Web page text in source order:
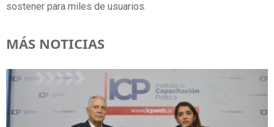
sostener para miles de usuarios.
MÁS NOTICIAS